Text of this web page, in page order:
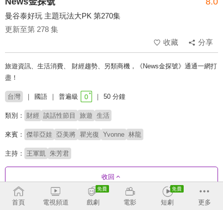
曼谷泰好玩 主題玩法大PK 第270集
更新至第 278 集
收藏
分享
旅遊資訊、生活消費、 財經趨勢、另類商機，《News金探號》通通一網打
盡！
台灣 國語 普遍級 50 分鐘
類別： 財經 談話性節目 旅遊 生活
來賓： 傑菲亞娃 亞美將 瞿光復 Yvonne 林龍
主持： 王軍凱 朱芳君
收回
劇集列表
首頁 電視頻道 戲劇 電影 短劇 更多